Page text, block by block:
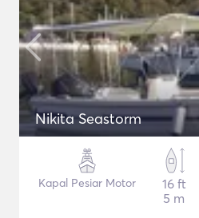
Nikita Seastorm
Kapal Pesiar Motor
16 ft
5 m